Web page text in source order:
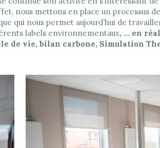
nous mettons en place un processus
qui nous permet aujourd’hui de
labels environnementaux, … en
de vie, bilan carbone, Simulation